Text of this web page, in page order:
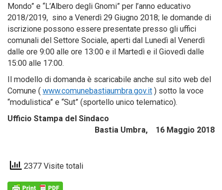
Mondo” e “L’Albero degli Gnomi” per l’anno educativo
2018/2019, sino a Venerdì 29 Giugno 2018; le domande di
iscrizione possono essere presentate presso gli uffici
comunali del Settore Sociale, aperti dal Lunedì al Venerdì
dalle ore 9:00 alle ore 13:00 e il Martedì e il Giovedì dalle
15:00 alle 17:00.
Il modello di domanda è scaricabile anche sul sito web del
Comune ( www.comunebastiaumbra.gov.it ) sotto la voce
“modulistica” e “Sut” (sportello unico telematico).
Ufficio Stampa del Sindaco
Bastia Umbra, 16 Maggio 2018
2377 Visite totali